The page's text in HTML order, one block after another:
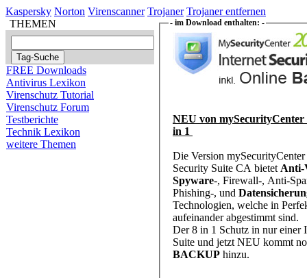
Kaspersky Norton Virenscanner Trojaner Trojaner entfernen
THEMEN
FREE Downloads
Antivirus Lexikon
Virenschutz Tutorial
Virenschutz Forum
Testberichte
Technik Lexikon
weitere Themen
- im Download enthalten: -
NEU von mySecurityCenter 2 Downloads
in 1
Die Version
Security Suite CA bietet Anti-
Spyware-, Firewall-, Anti-
Phishing-, und
Technologien, welche in Perfektion
aufeinander abgestimmt sind.
Der 8 in 1 Schutz in nur einer
Suite und jetzt NEU kommt
BACKUP hinzu.